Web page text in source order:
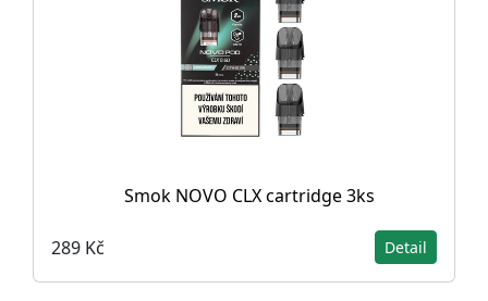
Smok NOVO CLX cartridge 3ks
289 Kč Detail